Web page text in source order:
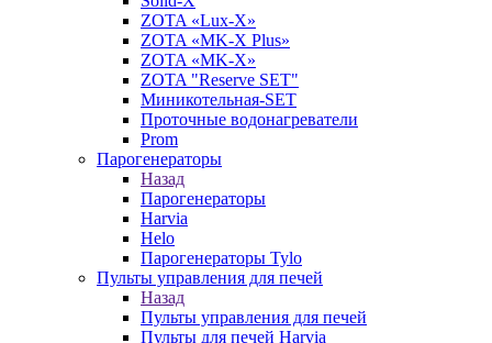
ZOTA «Lux-X»
ZOTA «MK-X Plus»
ZOTA «MK-X»
ZOTA "Reserve SET"
Миникотельная-SET
Проточные водонагреватели
Prom
Парогенераторы
Назад
Парогенераторы
Harvia
Helo
Парогенераторы Tylo
Пульты управления для печей
Назад
Пульты управления для печей
Пульты для печей Harvia